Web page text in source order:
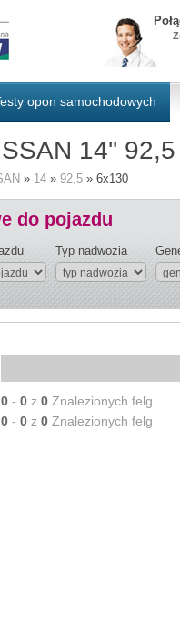
opon samochodowych
14''
» 14 » 92,5 » 6x130
do pojazdu
Typ nadwozia
0 - 0 z 0 Znalezionych felg
0 - 0 z 0 Znalezionych felg